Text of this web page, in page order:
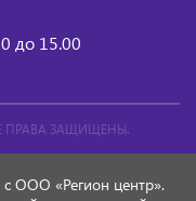
до 15.00
ПРАВА ЗАЩИЩЕНЫ.
с ООО «Регион центр».